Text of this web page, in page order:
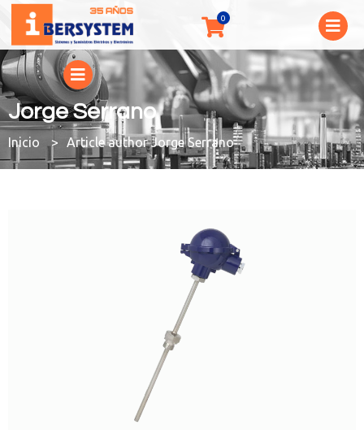
Jorge Serrano
You are here:Article author Jorge Serrano